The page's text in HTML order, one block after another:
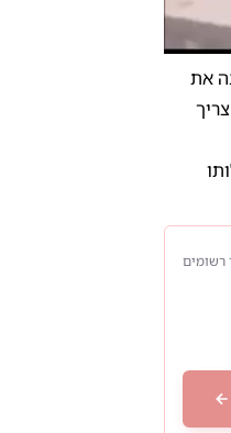
את
רשומים